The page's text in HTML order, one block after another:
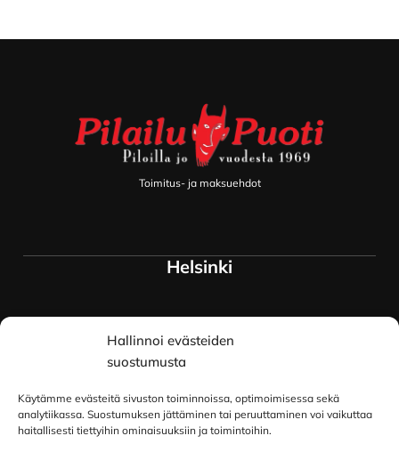
Hallinnoi evästeiden
suostumusta
Käytämme evästeitä sivuston toiminnoissa, optimoimisessa sekä
analytiikassa. Suostumuksen jättäminen tai peruuttaminen voi vaikuttaa
haitallisesti tiettyihin ominaisuuksiin ja toimintoihin.
Toimitus- ja maksuehdot
Helsinki
Siltavuorenranta 18
00170 Helsinki
Oulu